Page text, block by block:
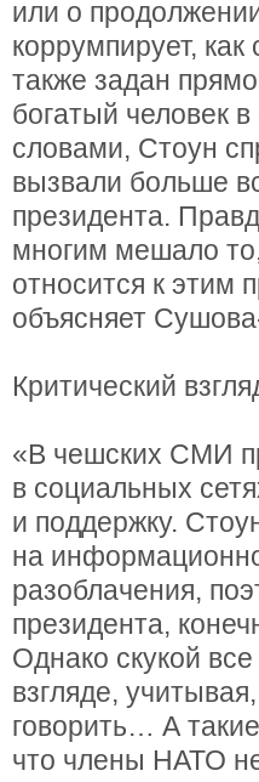
или о
коррумпирует,
также задан
богатый человек
словами, Стоун
вызвали больше
президента.
многим мешало
относится к этим
объясняет
Критический
«В чешских СМИ
в социальных
и поддержку.
на
разоблачения,
президента,
Однако скукой
взгляде,
говорить… А
что члены НАТО